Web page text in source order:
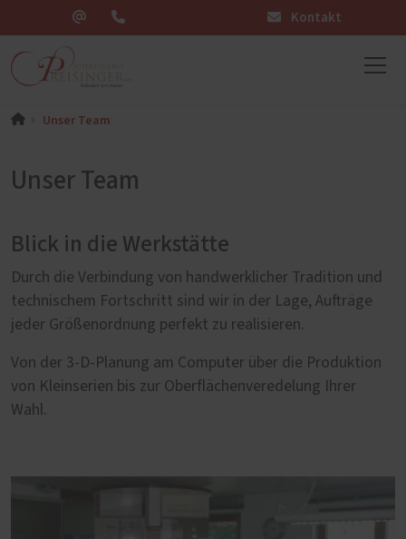
Kontakt
Unser Team
Unser Team
Blick in die Werkstätte
Durch die Verbindung von handwerklicher Tradition und
technischem Fortschritt sind wir in der Lage, Aufträge
jeder Größenordnung perfekt zu realisieren.
Von der 3-D-Planung am Computer über die Produktion
von Kleinserien bis zur Oberflächenveredelung Ihrer
Wahl.